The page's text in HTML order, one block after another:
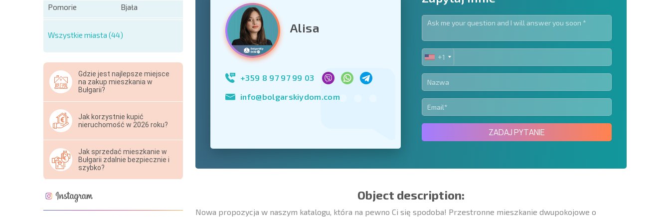
Pomorie
Bjała
Wszystkie miasta (44)
Gdzie jest najlepsze miejsce
na zakup mieszkania w
Bułgarii?
Jak korzystnie kupić
nieruchomość w 2026 roku?
Jak sprzedać mieszkanie w
Bułgarii zdalnie bezpiecznie i
szybko?
* Pola obowiązkowe
Zapisz się do newslettera | Klikając przycisk, wyrażasz zgodę na
wykorzystanie swoich danych.
Wyślij wiadomość
Alisa
+359 8 97 97 99 03
info@bolgarskiydom.com
UNITED
STATES
+1
+1
ZADAJ PYTANIE
Object description:
Nowa propozycja w naszym katalogu, która na pewno Ci się spodoba! Przestronne mieszkanie dwupokojowe o